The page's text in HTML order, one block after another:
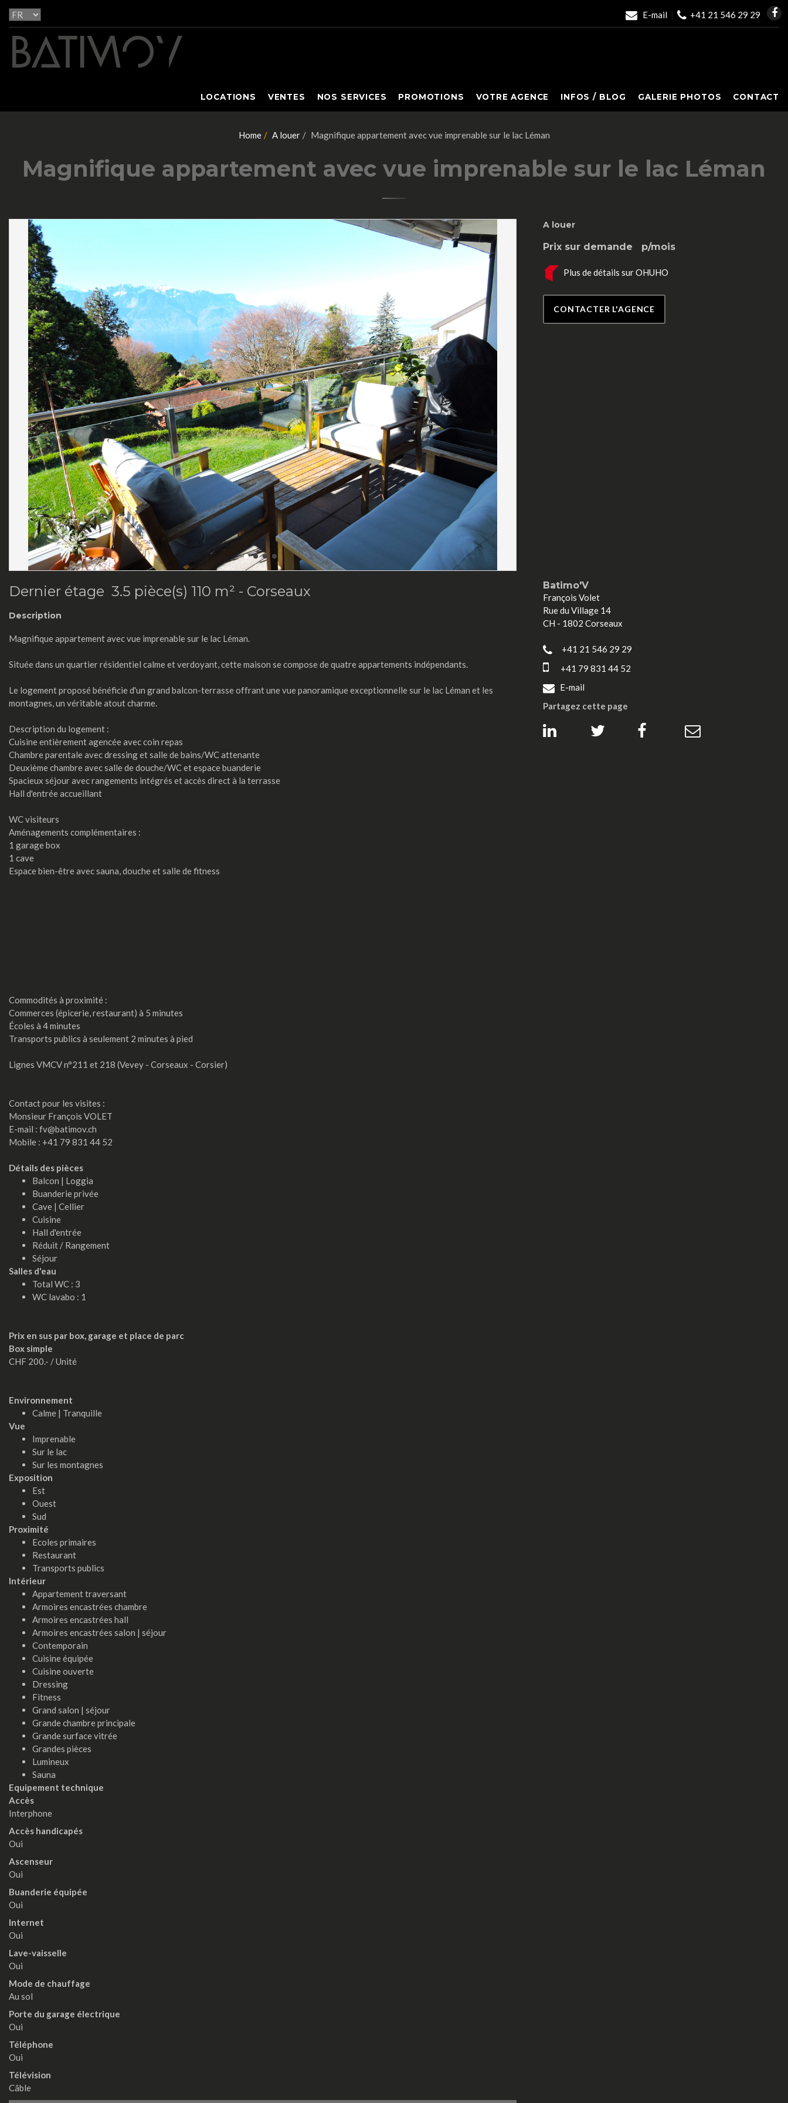
E-mail | +41 21 546 29 29
LOCATIONS VENTES NOS SERVICES PROMOTIONS VOTRE AGENCE INFOS / BLOG GALERIE PHOTOS CONTACT
Home A louer Magnifique appartement avec vue imprenable sur le lac Léman
Magnifique appartement avec vue imprenable sur le lac Léman
Dernier étage 3.5 pièce(s) 110 m² - Corseaux
Description
Magnifique appartement avec vue imprenable sur le lac Léman.
Située dans un quartier résidentiel calme et verdoyant, cette maison se compose de quatre appartements indépendants.
Le logement proposé bénéficie d'un grand balcon-terrasse offrant une vue panoramique exceptionnelle sur le lac Léman et les
montagnes, un véritable atout charme.
Description du logement :
Cuisine entièrement agencée avec coin repas
Chambre parentale avec dressing et salle de bains/WC attenante
Deuxième chambre avec salle de douche/WC et espace buanderie
Spacieux séjour avec rangements intégrés et accès direct à la terrasse
Hall d'entrée accueillant
WC visiteurs
Aménagements complémentaires :
1 garage box
1 cave
Espace bien-être avec sauna, douche et salle de fitness
Commodités à proximité :
Commerces (épicerie, restaurant) à 5 minutes
Écoles à 4 minutes
Transports publics à seulement 2 minutes à pied
Lignes VMCV n°211 et 218 (Vevey - Corseaux - Corsier)
Contact pour les visites :
Monsieur François VOLET
E-mail : fv@batimov.ch
Mobile : +41 79 831 44 52
Détails des pièces
Balcon | Loggia
Buanderie privée
Cave | Cellier
Cuisine
Hall d'entrée
Réduit / Rangement
Séjour
Salles d'eau
Total WC : 3
WC lavabo : 1
Prix en sus par box, garage et place de parc
Box simple
CHF 200.- / Unité
Environnement
Calme | Tranquille
Vue
Imprenable
Sur le lac
Sur les montagnes
Exposition
Est
Ouest
Sud
Proximité
Ecoles primaires
Restaurant
Transports publics
Intérieur
Appartement traversant
Armoires encastrées chambre
Armoires encastrées hall
Armoires encastrées salon | séjour
Contemporain
Cuisine équipée
Cuisine ouverte
Dressing
Fitness
Grand salon | séjour
Grande chambre principale
Grande surface vitrée
Grandes pièces
Lumineux
Sauna
Equipement technique
Accès
Interphone
Accès handicapés
Oui
Ascenseur
Oui
Buanderie équipée
Oui
Internet
Oui
Lave-vaisselle
Oui
Mode de chauffage
Au sol
Porte du garage électrique
Oui
Téléphone
Oui
Télévision
Câble
A louer
Prix sur demande p/mois
Plus de détails sur OHUHO
CONTACTER L'AGENCE
Batimo'V
François Volet
Rue du Village 14
CH - 1802 Corseaux
+41 21 546 29 29
+41 79 831 44 52
E-mail
Partagez cette page